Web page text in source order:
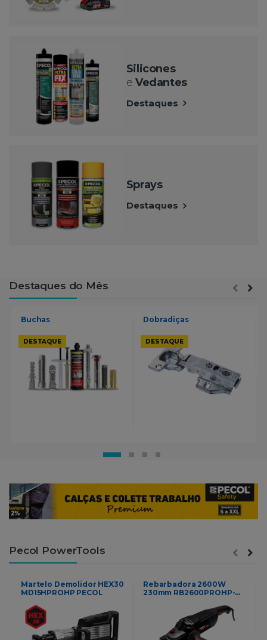
Silicones
eVedantes
Destaques
Sprays
Destaques
Destaques do Mês
Buchas
DESTAQUE
Dobradiças
DESTAQUE
Pecol PowerTools
Martelo Demolidor HEX30
MD15HPROHP PECOL
Rebarbadora 2600W
230mm RB2600PROHP-